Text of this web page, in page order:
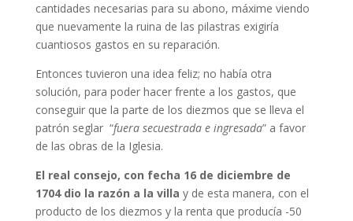
cantidades necesarias para su abono, máxime viendo
que nuevamente la ruina de las pilastras exigiría
cuantiosos gastos en su reparación.
Entonces tuvieron una idea feliz; no había otra
solución, para poder hacer frente a los gastos, que
conseguir que la parte de los diezmos que se lleva el
patrón seglar “fuera secuestrada e ingresada” a favor
de las obras de la Iglesia.
El real consejo, con fecha 16 de diciembre de
1704 dio la razón a la villa y de esta manera, con el
producto de los diezmos y la renta que producía -50